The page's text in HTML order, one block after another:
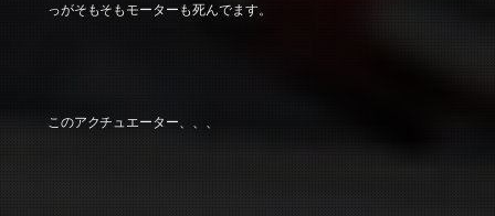
っがそもそもモーターも死んでます。
このアクチュエーター、、、